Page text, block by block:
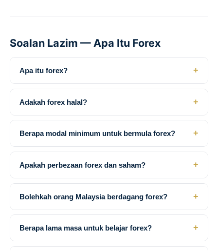
Soalan Lazim — Apa Itu Forex
Apa itu forex? +
Adakah forex halal? +
Berapa modal minimum untuk bermula forex? +
Apakah perbezaan forex dan saham? +
Bolehkah orang Malaysia berdagang forex? +
Berapa lama masa untuk belajar forex? +